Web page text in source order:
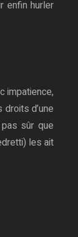
enfin hurler
impatience,
d’une
sûr que
les ait